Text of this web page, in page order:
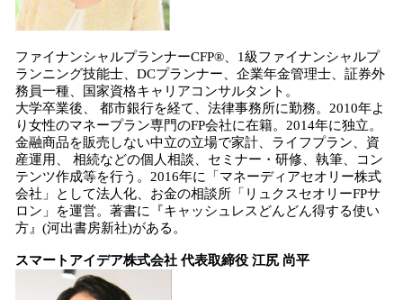
ファイナンシャルプランナーCFP®、1級ファイナンシャルプ
ランニング技能士、DCプランナー、企業年金管理士、証券外
務員一種、国家資格キャリアコンサルタント。
大学卒業後、 都市銀行を経て、法律事務所に勤務。2010年よ
り女性のマネープラン専門のFP会社に在籍。2014年に独立。
金融商品を販売しない中立の立場で家計、ライフプラン、資
産運用、 相続などの個人相談、セミナー・研修、執筆、コン
テンツ作成等を行う。2016年に「マネーディアセオリー株式
会社」として法人化、お金の相談所「リュクスセオリーFPサ
ロン」を運営。著書に『キャッシュレスどんどん得する使い
方』(河出書房新社)がある。
スマートアイデア株式会社 代表取締役 江尻 尚平